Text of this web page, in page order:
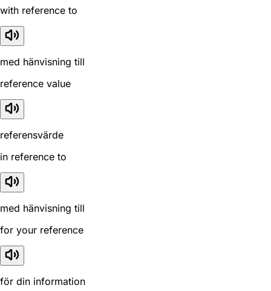
with reference to
med hänvisning till
reference value
referensvärde
in reference to
med hänvisning till
for your reference
för din information